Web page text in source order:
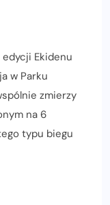
edycji Ekidenu
w Parku
zmierzy
na 6
typu biegu